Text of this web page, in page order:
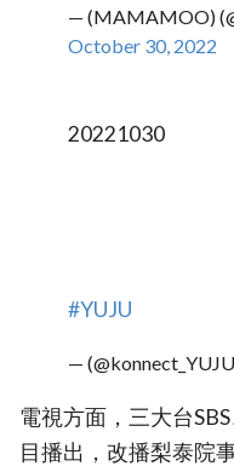
— (MAMAMOO)
October 30, 2022
20221030
#YUJU
—
電視方面，三大台
目播出，改播梨泰院